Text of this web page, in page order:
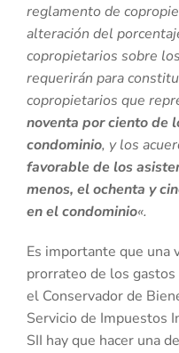
reglamento de
alteración del
copropietarios sobre
requerirán para
copropietarios que
noventa por ciento de
condominio, y los
favorable de los
menos, el ochenta y
en el condominio«.
Es importante que una
prorrateo de los
el Conservador de
Servicio de Impuestos
SII hay que hacer una